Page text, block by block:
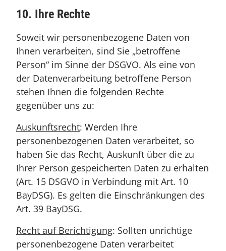
10. Ihre Rechte
Soweit wir personenbezogene Daten von
Ihnen verarbeiten, sind Sie „betroffene
Person“ im Sinne der DSGVO. Als eine von
der Datenverarbeitung betroffene Person
stehen Ihnen die folgenden Rechte
gegenüber uns zu:
Auskunftsrecht: Werden Ihre
personenbezogenen Daten verarbeitet, so
haben Sie das Recht, Auskunft über die zu
Ihrer Person gespeicherten Daten zu erhalten
(Art. 15 DSGVO in Verbindung mit Art. 10
BayDSG). Es gelten die Einschränkungen des
Art. 39 BayDSG.
Recht auf Berichtigung: Sollten unrichtige
personenbezogene Daten verarbeitet